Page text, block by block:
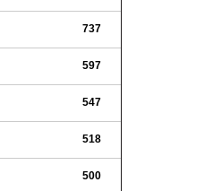
737
597
547
518
500